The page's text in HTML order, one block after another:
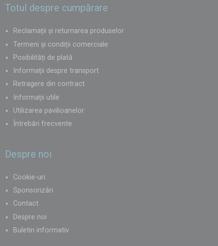
Totul despre cumpărare
Reclamații și returnarea produselor
Termeni și condiții comerciale
Posibilități de plată
Informații despre transport
Retragere din contract
Informații utile
Utilizarea pavilioanelor
Întrebări frecvente
Despre noi
Cookie-uri
Sponsorizări
Contact
Despre noi
Buletin informativ